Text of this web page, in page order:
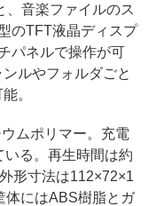
、音楽ファイルのス
のTFT液晶ディスプ
パネルで操作が可
ルやフォルダごと
。
ムポリマー。充電
る。再生時間は約
形寸法は112×72×1
体にはABS樹脂とガ